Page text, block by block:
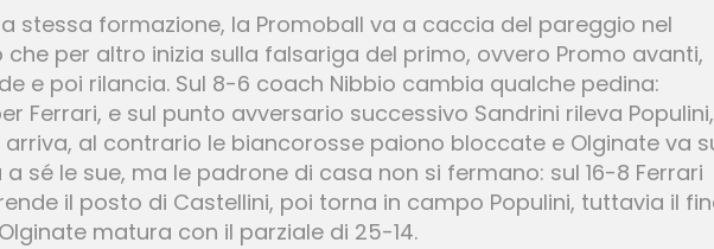
stessa formazione, la Promoball va a caccia del pareggio nel
per altro inizia sulla falsariga del primo, ovvero Promo avanti,
e poi rilancia. Sul 8-6 coach Nibbio cambia qualche pedina:
Ferrari, e sul punto avversario successivo Sandrini rileva Populini,
al contrario le biancorosse paiono bloccate e Olginate va
a sé le sue, ma le padrone di casa non si fermano: sul 16-8 Ferrari
il posto di Castellini, poi torna in campo Populini, tuttavia il
matura con il parziale di 25-14.